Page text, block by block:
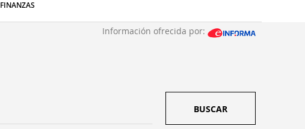
FINANZAS
Información ofrecida por:
BUSCAR